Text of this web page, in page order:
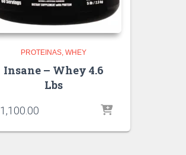
PROTEINAS WHEY
Insane – Whey 4.6
Lbs
1,100.00